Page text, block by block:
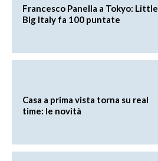
Francesco Panella a Tokyo: Little
Big Italy fa 100 puntate
Casa a prima vista torna su real
time: le novità